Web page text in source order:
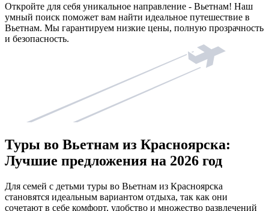
Откройте для себя уникальное направление - Вьетнам! Наш
умный поиск поможет вам найти идеальное путешествие в
Вьетнам. Мы гарантируем низкие цены, полную прозрачность
и безопасность.
Туры во Вьетнам из Красноярска:
Лучшие предложения на 2026 год
Для семей с детьми туры во Вьетнам из Красноярска
становятся идеальным вариантом отдыха, так как они
сочетают в себе комфорт, удобство и множество развлечений